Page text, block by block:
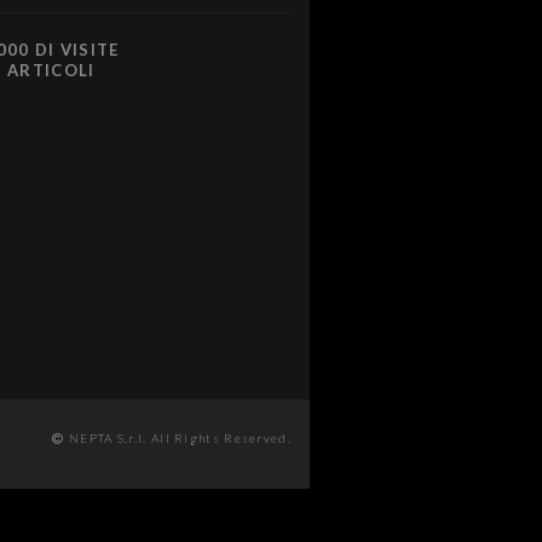
DI VISITE
ARTICOLI
NEPTA S.r.l. All Rights Reserved.